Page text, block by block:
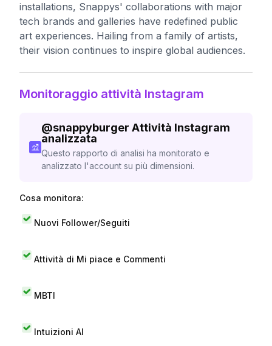
installations, Snappys' collaborations with major
tech brands and galleries have redefined public
art experiences. Hailing from a family of artists,
their vision continues to inspire global audiences.
Monitoraggio attività Instagram
@snappyburger Attività Instagram
analizzata
Questo rapporto di analisi ha monitorato e
analizzato l'account su più dimensioni.
Cosa monitora:
Nuovi Follower/Seguiti
Attività di Mi piace e Commenti
MBTI
Intuizioni AI